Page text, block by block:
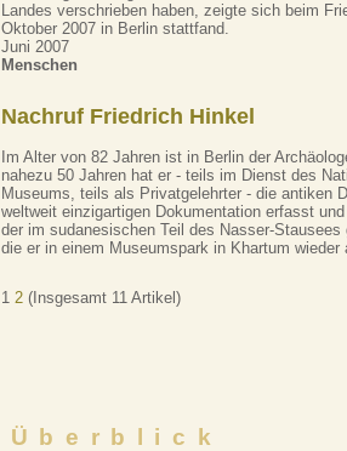
Landes verschrieben haben, zeigte sich beim
Oktober 2007 in Berlin stattfand.
Juni 2007
Menschen
Nachruf Friedrich Hinkel
Im Alter von 82 Jahren ist in Berlin der
nahezu 50 Jahren hat er - teils im Dienst des
Museums, teils als Privatgelehrter - die antiken
weltweit einzigartigen Dokumentation erfasst
der im sudanesischen Teil des Nasser-Stausees
die er in einem Museumspark in Khartum wieder
1 2 (Insgesamt 11 Artikel)
Überblick